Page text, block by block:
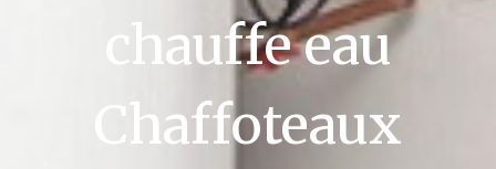
chauffe eau
Chaffoteaux